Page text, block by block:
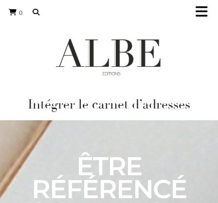
0
Intégrer le carnet d’adresses
ÊTRE
RÉFÉRENCÉ